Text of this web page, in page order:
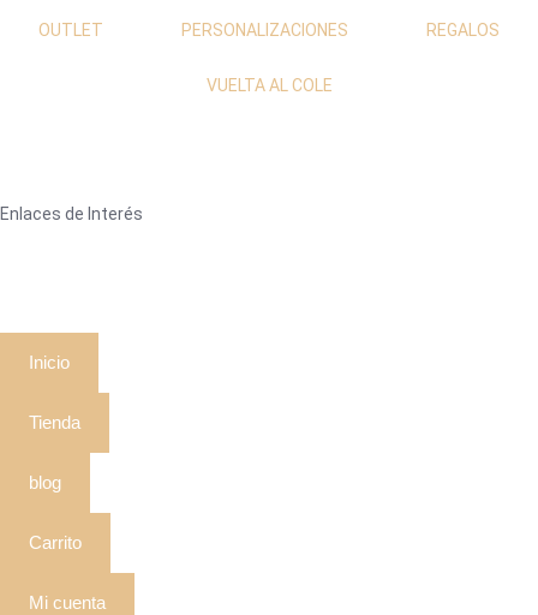
OUTLET PERSONALIZACIONES REGALOS
VUELTA AL COLE
Enlaces de Interés
Inicio
Tienda
blog
Carrito
Mi cuenta